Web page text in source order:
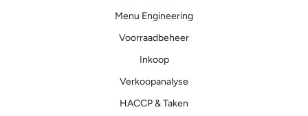
Menu Engineering
Voorraadbeheer
Inkoop
Verkoopanalyse
HACCP & Taken